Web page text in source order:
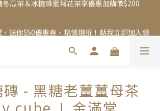
冬瓜茶＆冰糖蜂蜜菊花茶享優惠加購價$200
- 黑糖老薑薑母茶